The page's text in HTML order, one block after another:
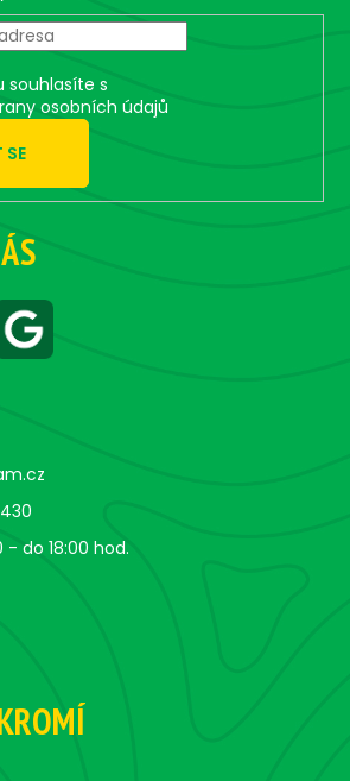
souhlasíte s
osobních údajů
SE
do 18:00 hod.